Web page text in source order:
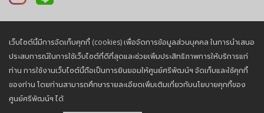
Privacy Policy |Cookies Policy
© 2026, Sriphat Medical Center. All Rights Reserved.
เว็บไซต์นี้มีการจัดเก็บคุกกี้ (cookies) เพื่อจัดการข้อมูลส่วนบุคคล ในการนำเสนอ
ประสบการณ์ในการใช้เว็บไซต์ที่ดีที่สุดและช่วยเพิ่มประสิทธิภาพการให้บริการแก่
ท่าน การใช้งานเว็บไซต์นี้ถือเป็นการยินยอมให้ศูนย์ศรีพัฒน์ฯ จัดเก็บและใช้คุกกี้
ของท่าน โดยท่านสามารถศึกษารายละเอียดเพิ่มเติมเกี่ยวกับนโยบายคุกกี้ของ
ศูนย์ศรีพัฒน์ฯ ได้